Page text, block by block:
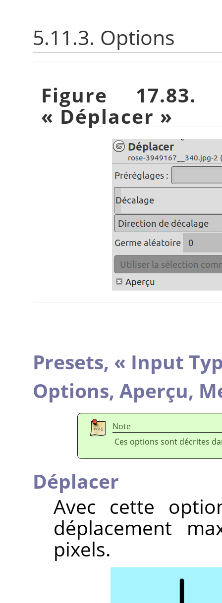
5.11.3. Options
Figure
« Déplacer »
Presets, « Input
Options, Aperçu,
Note
Ces options sont décrites
Déplacer
Avec cette
déplacement
pixels.